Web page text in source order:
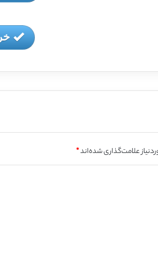
علامت‌گذاری شده‌اند*